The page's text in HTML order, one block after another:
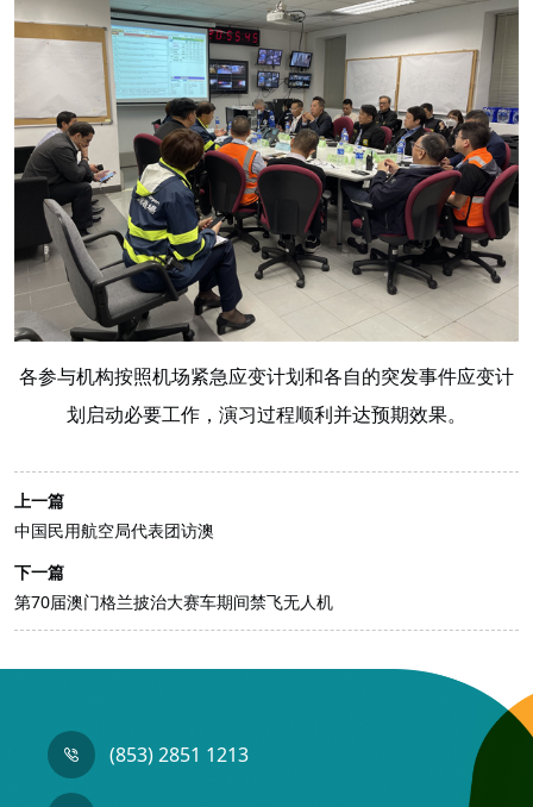
各参与机构按照机场紧急应变计划和各自的突发事件应变计
划启动必要工作，演习过程顺利并达预期效果。
上一篇
中国民用航空局代表团访澳
下一篇
第70届澳门格兰披治大赛车期间禁飞无人机
(853) 2851 1213